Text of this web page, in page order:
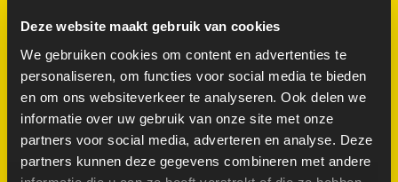
Deze website maakt gebruik van cookies
We gebruiken cookies om content en advertenties te
personaliseren, om functies voor social media te bieden
en om ons websiteverkeer te analyseren. Ook delen we
informatie over uw gebruik van onze site met onze
partners voor social media, adverteren en analyse. Deze
partners kunnen deze gegevens combineren met andere
MAAK EEN VIDEO
Geen cameravrees?Maak video’s waarin je
tech-onderwerpen bespreekt, tutorials deelt
of gewoon je enthousiasme voor technologie
Wil je jouw creatieve kant laten zien?